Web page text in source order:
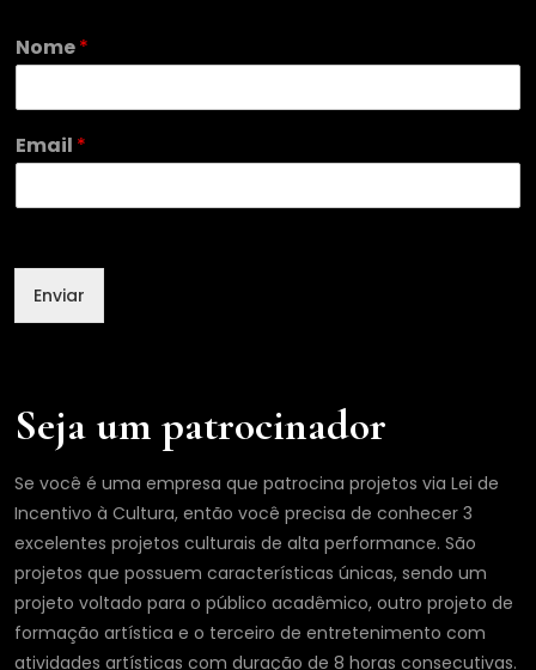
Nome*
E
m
i
o
e
Email *
Enviar
Seja um patrocinador
Se você é uma empresa que patrocina projetos via Lei de
Incentivo à Cultura, então você precisa de conhecer 3
excelentes projetos culturais de alta performance. São
projetos que possuem características únicas, sendo um
projeto voltado para o público acadêmico, outro projeto de
formação artística e o terceiro de entretenimento com
atividades artísticas com duração de 8 horas consecutivas.